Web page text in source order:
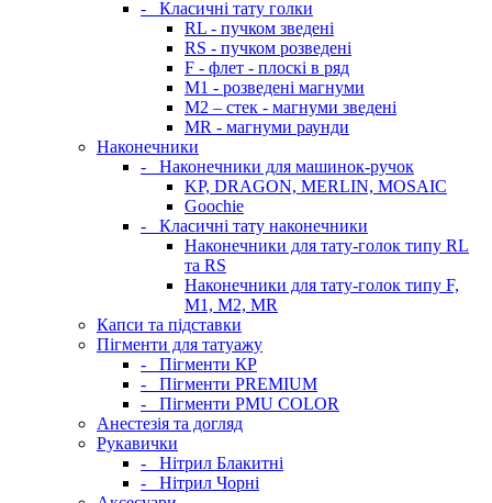
-
Класичні тату голки
RL - пучком зведені
RS - пучком розведені
F - флет - плоскі в ряд
M1 - розведені магнуми
M2 – стек - магнуми зведені
MR - магнуми раунди
Наконечники
-
Наконечники для машинок-ручок
KP, DRAGON, MERLIN, MOSAIC
Goochie
-
Класичні тату наконечники
Наконечники для тату-голок типу RL
та RS
Наконечники для тату-голок типу F,
M1, M2, MR
Капси та підставки
Пігменти для татуажу
-
Пігменти КР
-
Пігменти PREMIUM
-
Пігменти PMU COLOR
Анестезія та догляд
Рукавички
-
Нітрил Блакитні
-
Нітрил Чорні